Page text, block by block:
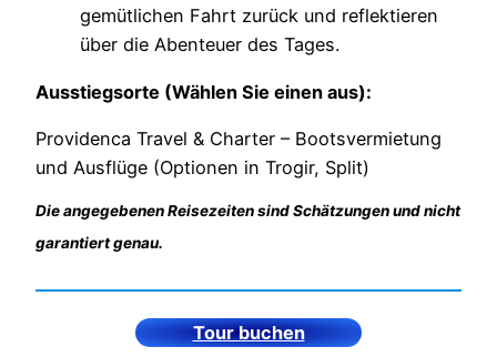
gemütlichen Fahrt zurück und reflektieren
über die Abenteuer des Tages.
Ausstiegsorte (Wählen Sie einen aus):
Providenca Travel & Charter – Bootsvermietung
und Ausflüge (Optionen in Trogir, Split)
Die angegebenen Reisezeiten sind Schätzungen und nicht
garantiert genau.
Tour buchen